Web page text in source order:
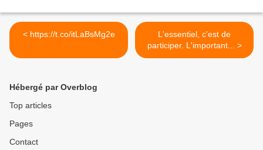
< https://t.co/itLaBsMg2e
L'essentiel, c'est de
participer. L'important... >
Hébergé par Overblog
Top articles
Pages
Contact